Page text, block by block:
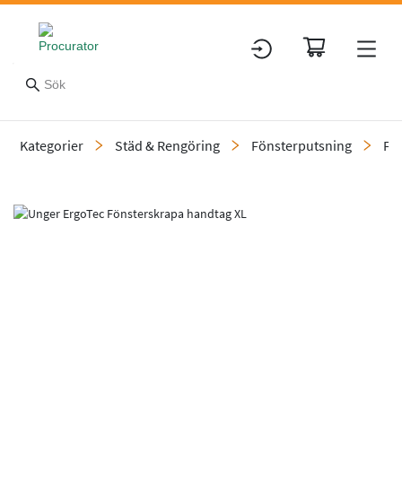
Kategorier Städ & Rengöring Fönsterputsning
Slide 2 of 2